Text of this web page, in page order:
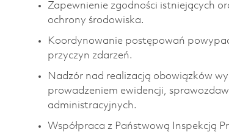
Zapewnienie zgodności istniejących
ochrony środowiska.
Koordynowanie postępowań
przyczyn zdarzeń.
Nadzór nad realizacją obowiązków
prowadzeniem ewidencji,
administracyjnych.
Współpraca z Państwową Inspekcją